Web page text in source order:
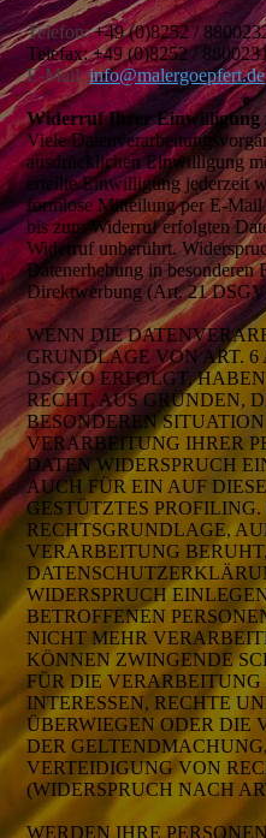
Telefon:+49 (0)8252 /
Telefax:+49 (0)8252 /
E-Mail:info@malergoepfert.de
Widerruf Ihrer Einwilligung
Viele
ausdrücklichen Einwilligung
erteilte Einwilligung jederzeit
formlose Mitteilung per E-
bis zum Widerruf erfolgten
Widerruf unberührt.
Datenerhebung in besonderen
Direktwerbung (Art. 21
WENN DIE
GRUNDLAGE VON ART. 6
DSGVO ERFOLGT,
RECHT, AUS GRÜNDEN,
BESONDEREN
VERARBEITUNG IHRER
DATEN WIDERSPRUCH
AUCH FÜR EIN AUF
GESTÜTZTES
RECHTSGRUNDLAGE,
VERARBEITUNG
WIDERSPRUCH
BETROFFENEN
NICHT MEHR
KÖNNEN ZWINGENDE
FÜR DIE
INTERESSEN, RECHTE
ÜBERWIEGEN ODER DIE
DER
VERTEIDIGUNG VON
(WIDERSPRUCH NACH
WERDEN IHRE